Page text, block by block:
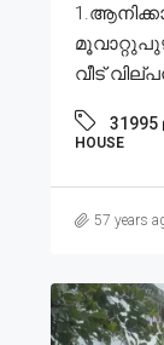
വീട്
31995
HOUSE
57 years